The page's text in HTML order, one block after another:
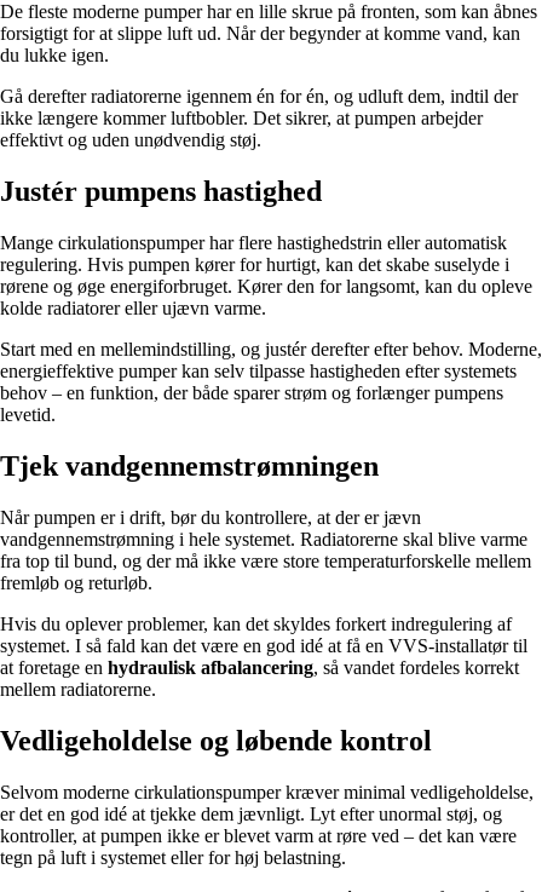
De fleste moderne pumper har en lille skrue på fronten, som kan åbnes
forsigtigt for at slippe luft ud. Når der begynder at komme vand, kan
du lukke igen.
Gå derefter radiatorerne igennem én for én, og udluft dem, indtil der
ikke længere kommer luftbobler. Det sikrer, at pumpen arbejder
effektivt og uden unødvendig støj.
Justér pumpens hastighed
Mange cirkulationspumper har flere hastighedstrin eller automatisk
regulering. Hvis pumpen kører for hurtigt, kan det skabe suselyde i
rørene og øge energiforbruget. Kører den for langsomt, kan du opleve
kolde radiatorer eller ujævn varme.
Start med en mellemindstilling, og justér derefter efter behov. Moderne,
energieffektive pumper kan selv tilpasse hastigheden efter systemets
behov – en funktion, der både sparer strøm og forlænger pumpens
levetid.
Tjek vandgennemstrømningen
Når pumpen er i drift, bør du kontrollere, at der er jævn
vandgennemstrømning i hele systemet. Radiatorerne skal blive varme
fra top til bund, og der må ikke være store temperaturforskelle mellem
fremløb og returløb.
Hvis du oplever problemer, kan det skyldes forkert indregulering af
systemet. I så fald kan det være en god idé at få en VVS-installatør til
at foretage en hydraulisk afbalancering, så vandet fordeles korrekt
mellem radiatorerne.
Vedligeholdelse og løbende kontrol
Selvom moderne cirkulationspumper kræver minimal vedligeholdelse,
er det en god idé at tjekke dem jævnligt. Lyt efter unormal støj, og
kontroller, at pumpen ikke er blevet varm at røre ved – det kan være
tegn på luft i systemet eller for høj belastning.